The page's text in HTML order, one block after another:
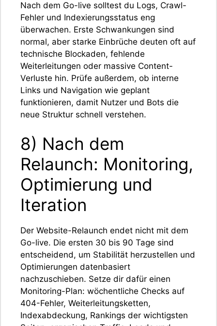
Nach dem Go-live solltest du Logs, Crawl-
Fehler und Indexierungsstatus eng
überwachen. Erste Schwankungen sind
normal, aber starke Einbrüche deuten oft auf
technische Blockaden, fehlende
Weiterleitungen oder massive Content-
Verluste hin. Prüfe außerdem, ob interne
Links und Navigation wie geplant
funktionieren, damit Nutzer und Bots die
neue Struktur schnell verstehen.
8) Nach dem
Relaunch: Monitoring,
Optimierung und
Iteration
Der Website-Relaunch endet nicht mit dem
Go-live. Die ersten 30 bis 90 Tage sind
entscheidend, um Stabilität herzustellen und
Optimierungen datenbasiert
nachzuschieben. Setze dir dafür einen
Monitoring-Plan: wöchentliche Checks auf
404-Fehler, Weiterleitungsketten,
Indexabdeckung, Rankings der wichtigsten